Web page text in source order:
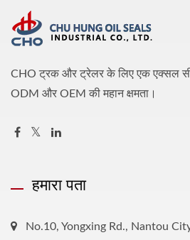
CHO ट्रक और ट्रेलर के लिए एक एक्सल
ODM और OEM की महान क्षमता।
हमारा पता
No.10, Yongxing Rd., Nantou